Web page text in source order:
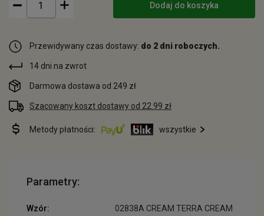
Dodaj do koszyka
Przewidywany czas dostawy: do 2 dni roboczych.
14 dni na zwrot
Darmowa dostawa od 249 zł
Szacowany koszt dostawy od 22.99 zł
Metody płatności: wszystkie
Parametry:
Wzór:
02838A CREAM TERRA CREAM